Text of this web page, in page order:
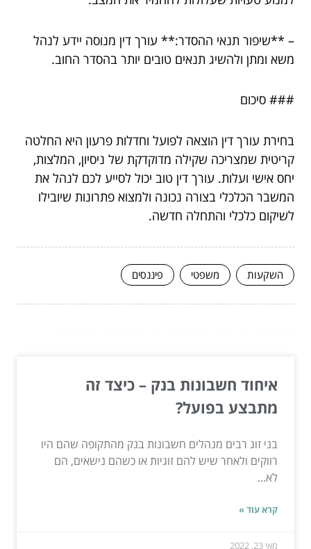
– **שיפור תנאי ההסדר:** עורך דין מנוסה יידע לנהל
משא ומתן ולהשיג תנאים טובים יותר בהסדר החוב.
### סיכום
בחירת עורך דין הוצאה לפועל וחדלות פרעון היא החלטה
קריטית שמצריכה שקילה מדוקדקת של ניסיון, המלצות,
יחס אישי ועלות. עורך דין טוב יכול לסייע לכם לנהל את
המשבר הכלכלי בצורה נכונה ולמצוא פתרונות שיובילו
לשיקום כלכלי והתחלה חדשה.
השקעות משפטי פיננסים
איחוד חשבונות בנק – כיצד זה
מתבצע בפועל?
בני זוג רבים מנהלים חשבונות בנק מהתקופה שהם היו
רווקים ולאחר שיש להם זוגיות או כשהם נישאים, הם
לא...
קרא עוד »
מאי 23, 2022